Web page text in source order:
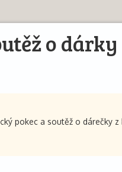
o dárky
pokec a soutěž o dárečky z